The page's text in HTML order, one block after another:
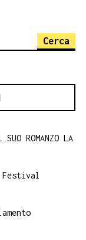
ROMANZO LA
Festival